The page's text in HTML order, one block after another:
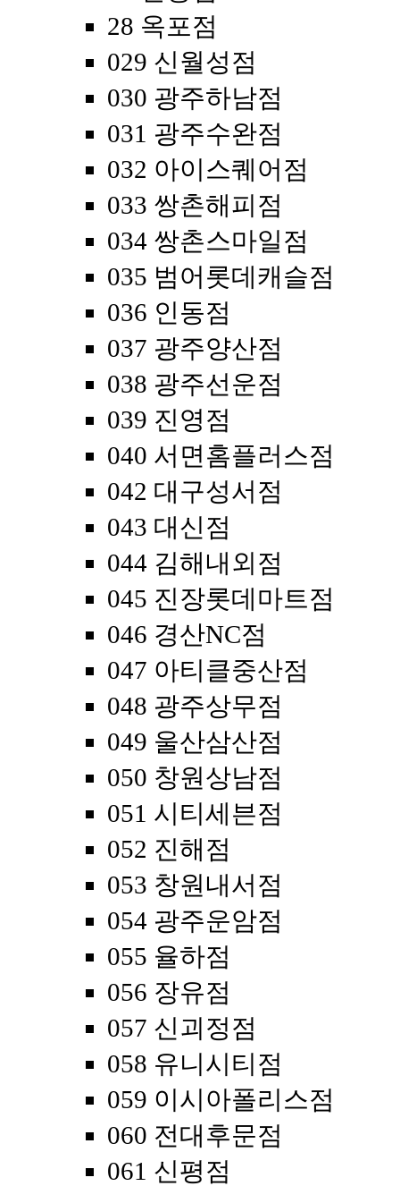
28 옥포점
029 신월성점
030 광주하남점
031 광주수완점
032 아이스퀘어점
033 쌍촌해피점
034 쌍촌스마일점
035 범어롯데캐슬점
036 인동점
037 광주양산점
038 광주선운점
039 진영점
040 서면홈플러스점
042 대구성서점
043 대신점
044 김해내외점
045 진장롯데마트점
046 경산NC점
047 아티클중산점
048 광주상무점
049 울산삼산점
050 창원상남점
051 시티세븐점
052 진해점
053 창원내서점
054 광주운암점
055 율하점
056 장유점
057 신괴정점
058 유니시티점
059 이시아폴리스점
060 전대후문점
061 신평점